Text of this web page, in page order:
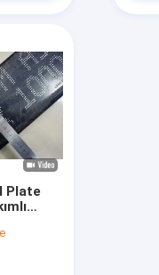
makinesi
Makinası
Konveyör Bandı
Makinesi
Plate